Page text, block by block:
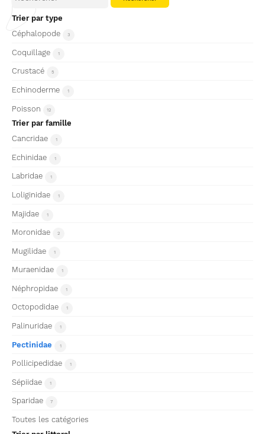
Trier par type
Céphalopode
3
Coquillage 1
Crustacé 5
Echinoderme 1
Poisson 12
Trier par famille
Cancridae
1
Echinidae 1
Labridae 1
Loliginidae 1
Majidae 1
Moronidae 2
Mugilidae 1
Muraenidae 1
Néphropidae 1
Octopodidae 1
Palinuridae 1
Pectinidae 1
Pollicipedidae 1
Sépiidae 1
Sparidae 7
Toutes les catégories